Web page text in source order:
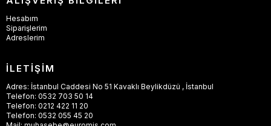
Hesabım
Siparişlerim
Adreslerim
İLETİŞİM
Adres: İstanbul Caddesi No 51 Kavaklı Beylikdüzü , İstanbul
Telefon: 0532 703 50 14
Telefon: 0212 422 11 20
Telefon: 0532 055 45 20